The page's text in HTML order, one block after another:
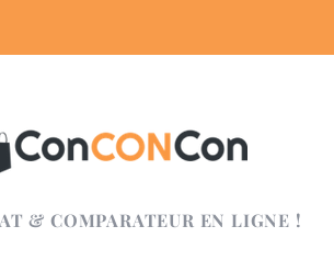
& COMPARATEUR EN LIGNE !